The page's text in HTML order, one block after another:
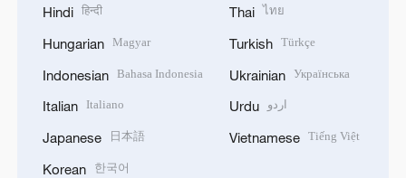
Hindi हिन्दी
Hungarian Magyar
Indonesian Bahasa Indonesia
Italian Italiano
Japanese 日本語
Korean 한국어
Thai ไทย
Turkish Türkçe
Ukrainian Українська
Urdu اردو
Vietnamese Tiếng Việt